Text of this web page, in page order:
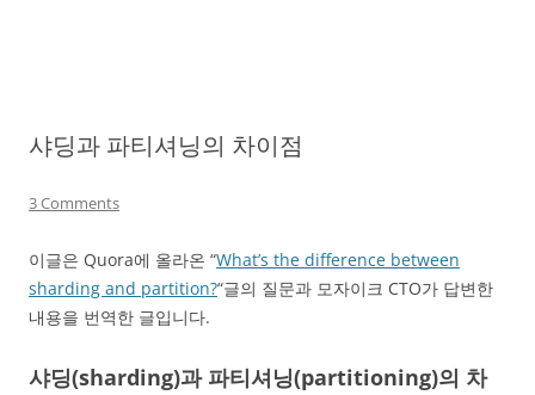
샤딩과 파티셔닝의 차이점
3 Comments
이글은 Quora에 올라온 “What’s the difference between
sharding and partition?“글의 질문과 모자이크 CTO가 답변한
내용을 번역한 글입니다.
샤딩(sharding)과 파티셔닝(partitioning)의 차